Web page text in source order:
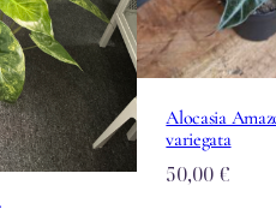
Alocasia
variegata
50,00 €